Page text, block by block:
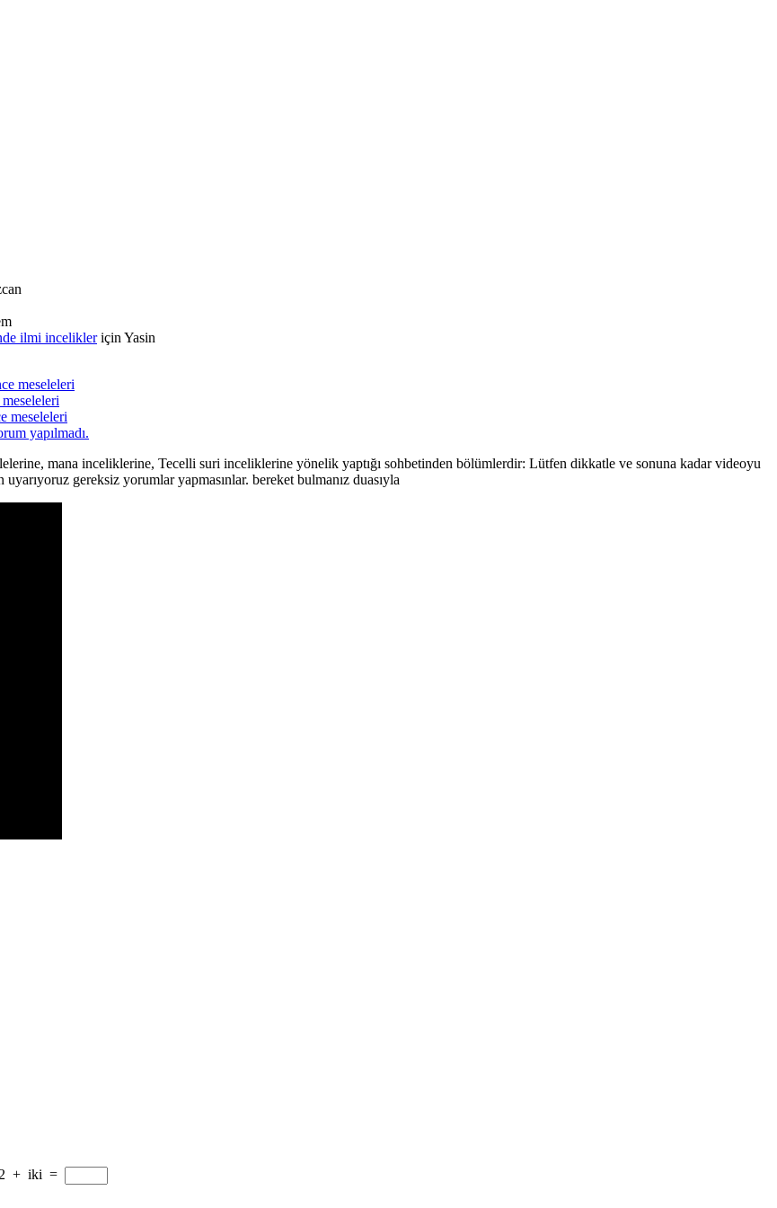
ilmi incelikleriçin Yasin
meseleleri
meseleleri
yapılmadı.
mana inceliklerine, Tecelli suri inceliklerine yönelik yaptığı sohbetinden bölümlerdir: Lütfen dikkatle ve sonuna kadar videoyu
gereksiz yorumlar yapmasınlar. bereket bulmanız duasıyla
2 + iki =